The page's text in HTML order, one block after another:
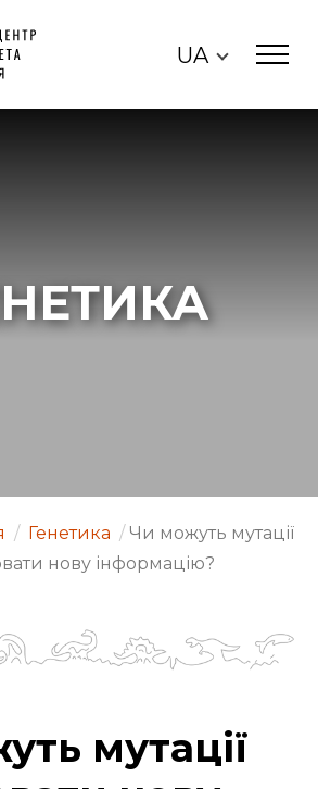
UA
/ Генетика / Чи можуть мутації
нову інформацію?
мутації